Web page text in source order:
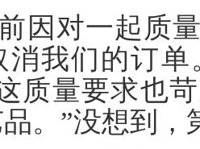
因对一起质
消我们的订
质量要求也
。”没想到